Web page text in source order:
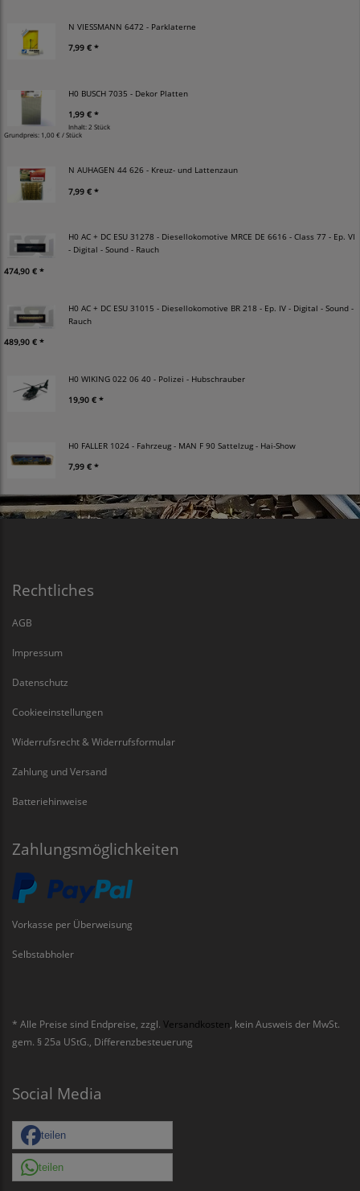
N VIESSMANN 6472 - Parklaterne
7,99 € *
H0 BUSCH 7035 - Dekor Platten
1,99 € *
Inhalt: 2 Stück
Grundpreis: 1,00 € / Stück
N AUHAGEN 44 626 - Kreuz- und Lattenzaun
7,99 € *
H0 AC + DC ESU 31278 - Diesellokomotive MRCE DE 6616 - Class 77 - Ep. VI
- Digital - Sound - Rauch
474,90 € *
H0 AC + DC ESU 31015 - Diesellokomotive BR 218 - Ep. IV - Digital - Sound -
Rauch
489,90 € *
H0 WIKING 022 06 40 - Polizei - Hubschrauber
19,90 € *
H0 FALLER 1024 - Fahrzeug - MAN F 90 Sattelzug - Hai-Show
7,99 € *
Rechtliches
AGB
Impressum
Datenschutz
Cookieeinstellungen
Widerrufsrecht & Widerrufsformular
Zahlung und Versand
Batteriehinweise
Zahlungsmöglichkeiten
Vorkasse per Überweisung
Selbstabholer
* Alle Preise sind Endpreise, zzgl. Versandkosten , kein Ausweis der MwSt.
gem. § 25a UStG., Differenzbesteuerung
Social Media
teilen
teilen